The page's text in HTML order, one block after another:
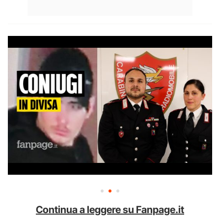
Continua a leggere su Fanpage.it